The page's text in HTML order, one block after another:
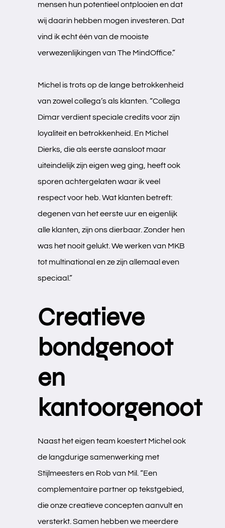
Werkwijze
mensen hun potentieel ontplooien en dat
wij daarin hebben mogen investeren. Dat
vind ik echt één van de mooiste
verwezenlijkingen van The MindOffice.”
Michel is trots op de lange betrokkenheid
van zowel collega’s als klanten. “Collega
Dimar verdient speciale credits voor zijn
loyaliteit en betrokkenheid. En Michel
Dierks, die als eerste aansloot maar
uiteindelijk zijn eigen weg ging, heeft ook
sporen achtergelaten waar ik veel
respect voor heb. Wat klanten betreft:
degenen van het eerste uur en eigenlijk
alle klanten, zijn ons dierbaar. Zonder hen
was het nooit gelukt. We werken van MKB
tot multinational en ze zijn allemaal even
speciaal.”
Creatieve
bondgenoot
en
kantoorgenoot
Naast het eigen team koestert Michel ook
de langdurige samenwerking met
Stijlmeesters en Rob van Mil. “Een
complementaire partner op tekstgebied,
die onze creatieve concepten aanvult en
versterkt. Samen hebben we meerdere